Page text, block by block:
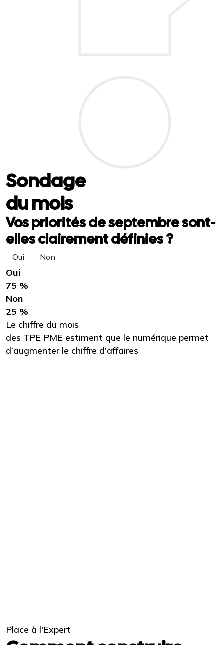
Sondage
du mois
Vos priorités de septembre sont-
elles clairement définies ?
Oui Non
Oui
75 %
Non
25 %
Le chiffre du mois
des TPE PME estiment que le numérique permet
d’augmenter le chiffre d’affaires
Place à l'Expert